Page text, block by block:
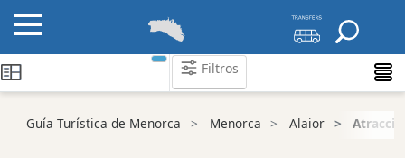
Atraccion
Guía Turística de Menorca Menorca Alaior
Filtros